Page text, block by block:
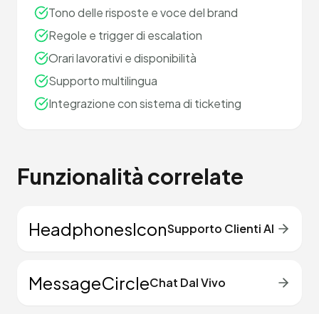
Tono delle risposte e voce del brand
Regole e trigger di escalation
Orari lavorativi e disponibilità
Supporto multilingua
Integrazione con sistema di ticketing
Funzionalità correlate
HeadphonesIconSupporto Clienti AI
MessageCircleChat Dal Vivo